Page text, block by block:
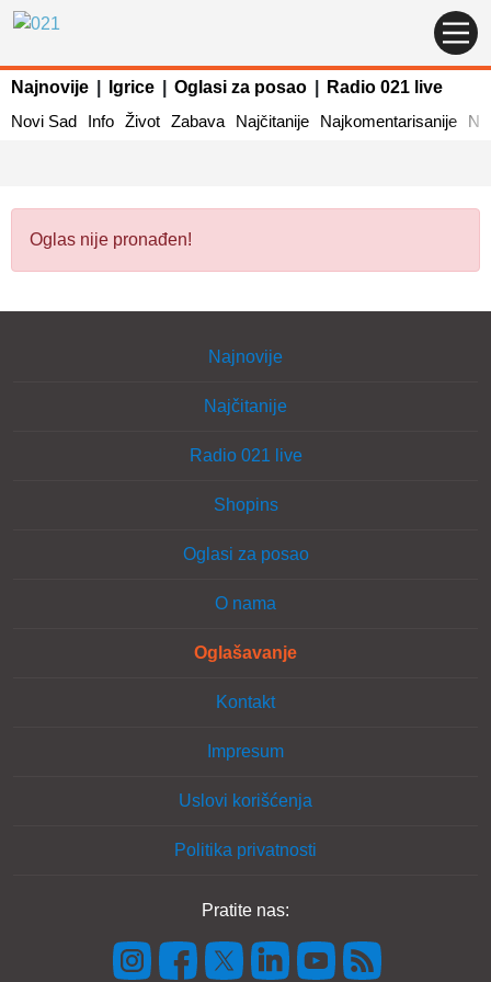
Najnovije Igrice Oglasi za posao
Radio 021 live
Novi Sad
Info Život Zabava Najčitanije Najkomentarisanije
Oglas nije pronađen!
Najnovije
Najčitanije
Radio 021 live
Shopins
Oglasi za posao
O nama
Oglašavanje
Kontakt
Impresum
Uslovi korišćenja
Politika privatnosti
Pratite nas: